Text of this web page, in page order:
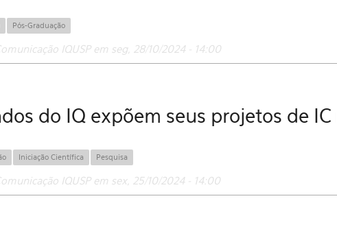
Pós-Graduação
IQUSP em seg, 28/10/2024 - 14:00
do IQ expõem seus projetos de IC
Iniciação Científica Pesquisa
IQUSP em sex, 25/10/2024 - 14:00